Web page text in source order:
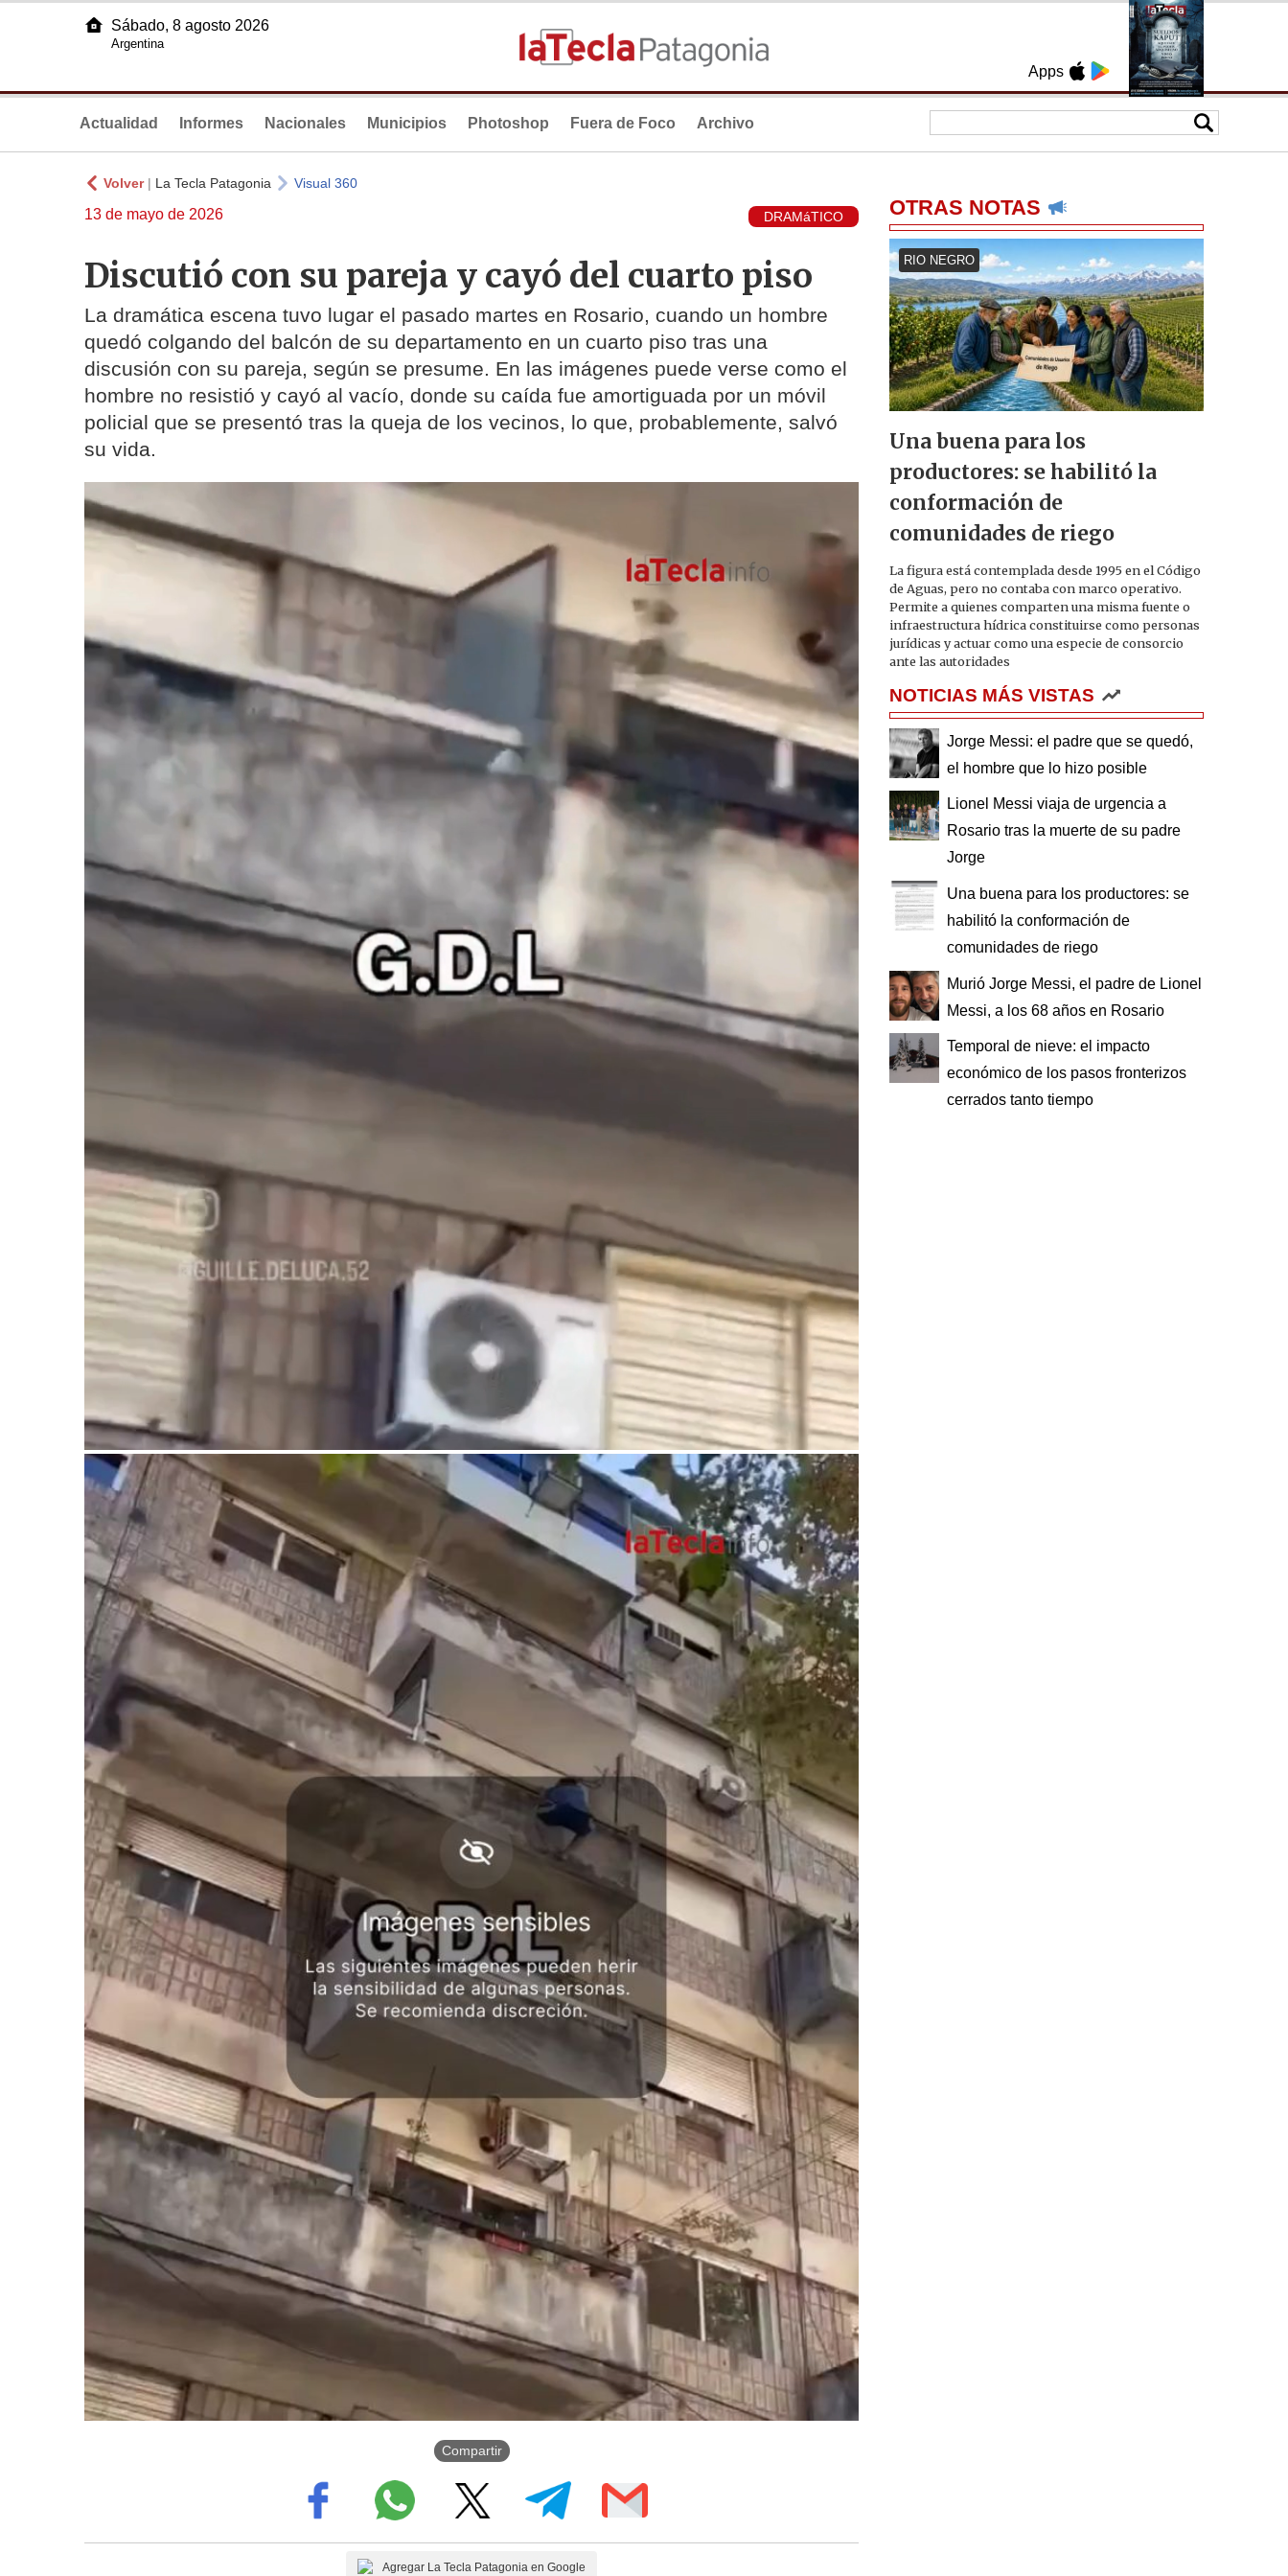
Apps
Sábado, 8 agosto 2026
Argentina
Actualidad Informes Nacionales Municipios Photoshop Fuera de Foco Archivo
Volver| La Tecla Patagonia Visual 360
13 de mayo de 2026 DRAMáTICO
Discutió con su pareja y cayó del cuarto piso
La dramática escena tuvo lugar el pasado martes en Rosario, cuando un hombre
quedó colgando del balcón de su departamento en un cuarto piso tras una
discusión con su pareja, según se presume. En las imágenes puede verse como el
hombre no resistió y cayó al vacío, donde su caída fue amortiguada por un móvil
policial que se presentó tras la queja de los vecinos, lo que, probablemente, salvó
su vida.
Compartir
Agregar La Tecla Patagonia en Google
OTRAS NOTAS
RIO NEGRO
Una buena para los
productores: se habilitó la
conformación de
comunidades de riego
La figura está contemplada desde 1995 en el Código
de Aguas, pero no contaba con marco operativo.
Permite a quienes comparten una misma fuente o
infraestructura hídrica constituirse como personas
jurídicas y actuar como una especie de consorcio
ante las autoridades
NOTICIAS MÁS VISTAS
Jorge Messi: el padre que se quedó,
el hombre que lo hizo posible
Lionel Messi viaja de urgencia a
Rosario tras la muerte de su padre
Jorge
Una buena para los productores: se
habilitó la conformación de
comunidades de riego
Murió Jorge Messi, el padre de Lionel
Messi, a los 68 años en Rosario
Temporal de nieve: el impacto
económico de los pasos fronterizos
cerrados tanto tiempo